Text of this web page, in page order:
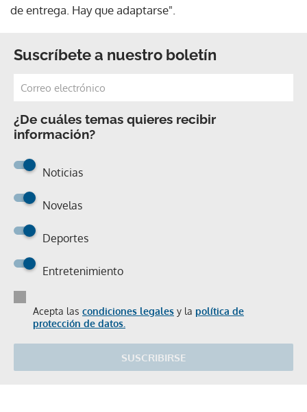
de entrega. Hay que adaptarse".
Suscríbete a nuestro boletín
¿De cuáles temas quieres recibir
información?
Noticias
Novelas
Deportes
Entretenimiento
Acepta las condiciones legales y la política de
protección de datos.
SUSCRIBIRSE